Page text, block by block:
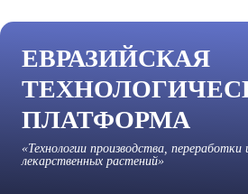
ЕВРАЗИЙСКАЯ
ПЛАТФОРМА
«Технологии производства,
лекарственных растений»